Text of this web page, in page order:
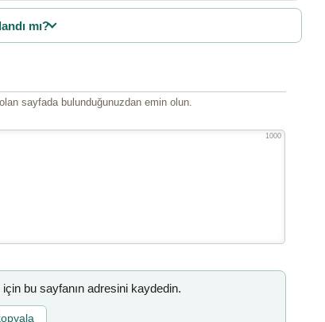
mı?
sayfada bulunduğunuzdan emin olun.
1000
bu sayfanın adresini kaydedin.